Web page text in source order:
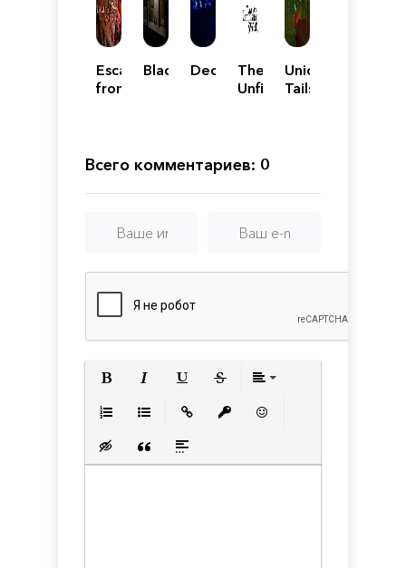
Escape
from
BlackberryDeceased
The
Unfinished
Unicorn
Tails
Всего комментариев: 0
Вставка скрытого текста
Вставка цитаты
Вставка спойлера